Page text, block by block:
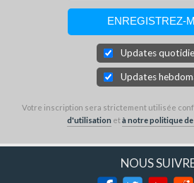
Updates
Updates
Votre inscription sera strictement utilisée
d'utilisation età notre politique
NOUS